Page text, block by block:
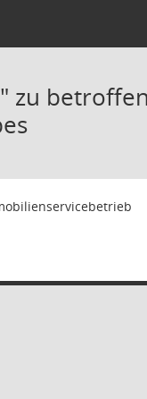
zu